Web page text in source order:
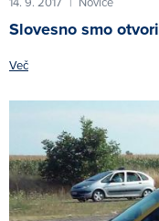
Slovesno smo
Več